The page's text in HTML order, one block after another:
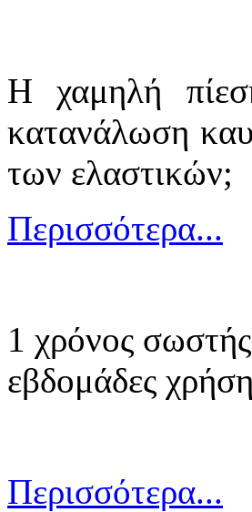
Η χαμηλή
κατανάλωση
των ελαστικών;
Περισσότερα...
1 χρόνος
εβδομάδες
Περισσότερα...